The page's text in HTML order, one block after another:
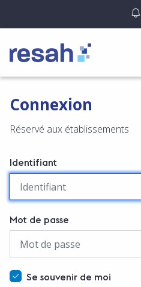
Logo Resah
Connexion
Réservé aux établissements
Identifiant
Mot de passe
Se souvenir de moi